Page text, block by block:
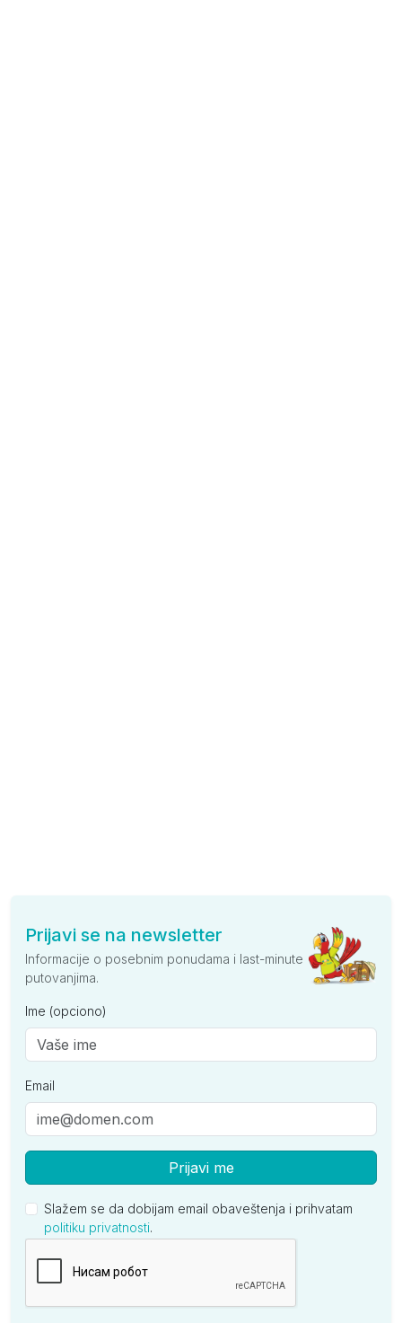
Prijavi se na newsletter
Informacije o posebnim ponudama i last-minute
putovanjima.
Ime (opciono)
Email
Prijavi me
Slažem se da dobijam email obaveštenja i prihvatam
politiku privatnosti.